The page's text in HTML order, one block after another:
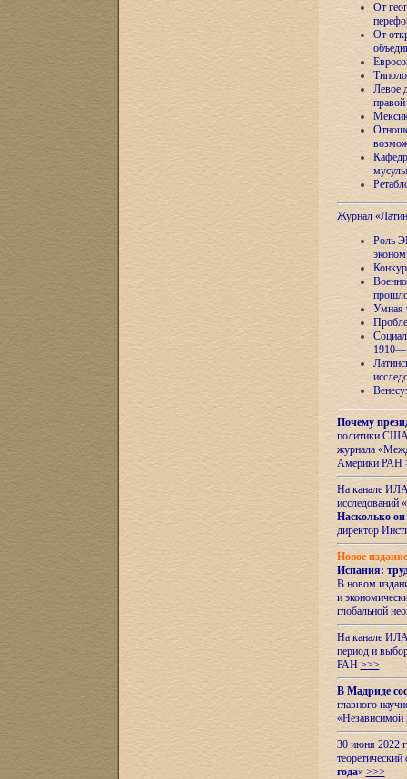
От
От
Левое
Журнал
Роль
Умная
Почему
политики США
журнала
Америки РАН
На канале ИЛА
исследований «
Насколько он
директор
Новое
Испания:
В новом
и
глобальной
На канале
период и
РАН >>>
В Мадриде
главного
«Независимой
30 июня 2022
года» >>>